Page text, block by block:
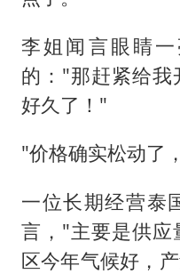
李姐闻言眼睛
的："那赶紧给我
好久了！"
"价格确实松动了
一位长期经营泰
言，"主要是供应
区今年气候好，